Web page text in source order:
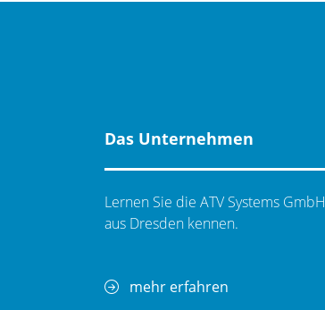
Das Unternehmen
Lernen Sie die ATV Systems GmbH
aus Dresden kennen.
mehr erfahren